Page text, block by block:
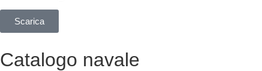
Scarica
Catalogo navale